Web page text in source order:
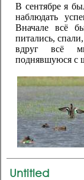
В сентябре я
наблюдать
Вначале всё
питались,
вдруг всё
поднявшуюся с
Untitled